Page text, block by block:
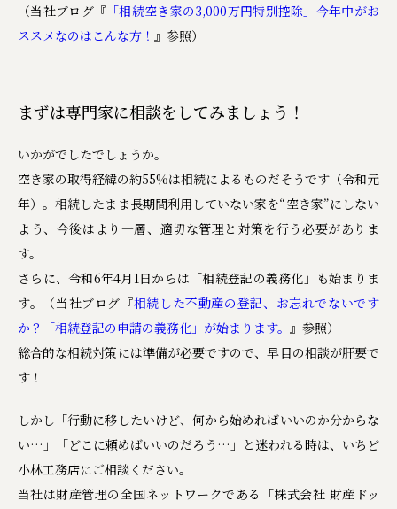
（当社ブログ『 「相続空き家の3,000万円特別控除」今年中がお
ススメなのはこんな方！ 』参照）
まずは専門家に相談をしてみましょう！
いかがでしたでしょうか。
空き家の取得経緯の約55%は相続によるものだそうです（令和元
年）。相続したまま長期間利用していない家を“空き家”にしない
よう、今後はより一層、適切な管理と対策を行う必要がありま
す。
さらに、令和6年4月1日からは「相続登記の義務化」も始まりま
す。（当社ブログ『相続した不動産の登記、お忘れでないです
か？「相続登記の申請の義務化」が始まります。 』参照）
総合的な相続対策には準備が必要ですので、早目の相談が肝要で
す！
しかし「行動に移したいけど、何から始めればいいのか分からな
い…」「どこに頼めばいいのだろう…」と迷われる時は、いちど
小林工務店にご相談ください。
当社は財産管理の全国ネットワークである「株式会社 財産ドッ